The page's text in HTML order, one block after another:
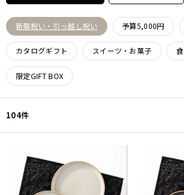
新築祝い・引っ越し祝い 予算5,000円
カタログギフト スイーツ・お菓子
限定GIFT BOX
104件